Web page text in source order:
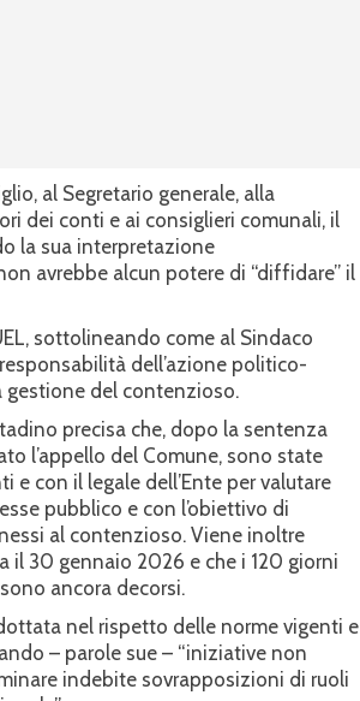
al Segretario generale, alla
dei conti e ai consiglieri comunali, il
la sua interpretazione
avrebbe alcun potere di “diffidare” il
sottolineando come al Sindaco
dell’azione politico-
gestione del contenzioso.
precisa che, dopo la sentenza
l’appello del Comune, sono state
con il legale dell’Ente per valutare
pubblico e con l’obiettivo di
al contenzioso. Viene inoltre
30 gennaio 2026 e che i 120 giorni
ancora decorsi.
nel rispetto delle norme vigenti e
– parole sue – “iniziative non
indebite sovrapposizioni di ruoli